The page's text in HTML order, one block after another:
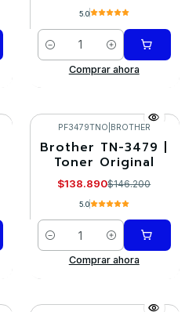
5.0
Cantidad
Comprar ahora
-5%
PF3479TNO BROTHER
Brother TN-3479 |
Toner Original
$138.890$146.200
5.0
Cantidad
Comprar ahora